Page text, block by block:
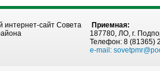
сайт Совета
Приемная:
187780, ЛО, г.
Телефон: 8 (81365)
e-mail: